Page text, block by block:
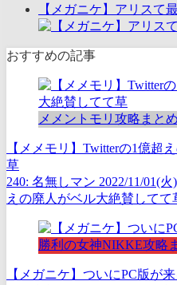
【メガニケ】アリスて
おすすめの記事
メメントモリ攻略まとめ
【メメモリ】Twitterの1億超
草
240: 名無しマン 2022/11/01(
えの廃人がベル大絶賛してて
勝利の女神NIKKE攻略
【メガニケ】ついにPC版が来